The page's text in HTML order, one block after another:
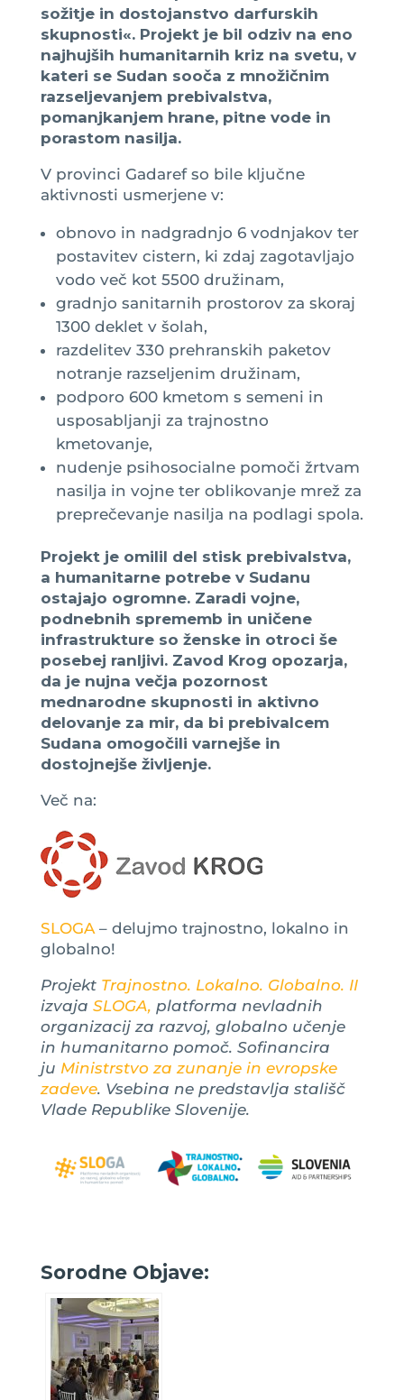
sožitje in dostojanstvo darfurskih
skupnosti«. Projekt je bil odziv na eno
najhujših humanitarnih kriz na svetu, v
kateri se Sudan sooča z množičnim
razseljevanjem prebivalstva,
pomanjkanjem hrane, pitne vode in
porastom nasilja.
V provinci Gadaref so bile ključne
aktivnosti usmerjene v:
obnovo in nadgradnjo 6 vodnjakov ter
postavitev cistern, ki zdaj zagotavljajo
vodo več kot 5500 družinam,
gradnjo sanitarnih prostorov za skoraj
1300 deklet v šolah,
razdelitev 330 prehranskih paketov
notranje razseljenim družinam,
podporo 600 kmetom s semeni in
usposabljanji za trajnostno
kmetovanje,
nudenje psihosocialne pomoči žrtvam
nasilja in vojne ter oblikovanje mrež za
preprečevanje nasilja na podlagi spola.
Projekt je omilil del stisk prebivalstva,
a humanitarne potrebe v Sudanu
ostajajo ogromne. Zaradi vojne,
podnebnih sprememb in uničene
infrastrukture so ženske in otroci še
posebej ranljivi. Zavod Krog opozarja,
da je nujna večja pozornost
mednarodne skupnosti in aktivno
delovanje za mir, da bi prebivalcem
Sudana omogočili varnejše in
dostojnejše življenje.
Več na:
SLOGA– delujmo trajnostno, lokalno in
globalno!
Projekt Trajnostno. Lokalno. Globalno. II
izvaja SLOGA, platforma nevladnih
organizacij za razvoj, globalno učenje
in humanitarno pomoč. Sofinancira
ju Ministrstvo za zunanje in evropske
zadeve. Vsebina ne predstavlja stališč
Vlade Republike Slovenije.
Sorodne Objave: